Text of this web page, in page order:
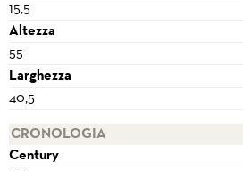
15,5
Altezza
55
Larghezza
40,5
CRONOLOGIA
Century